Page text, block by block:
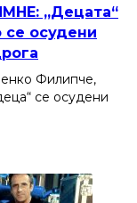
„Децата“
осудени
Филипче,
се осудени